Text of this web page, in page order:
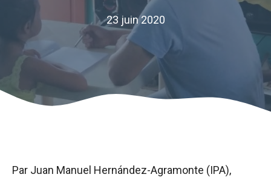
23 juin 2020
Par Juan Manuel Hernández-Agramonte (IPA),